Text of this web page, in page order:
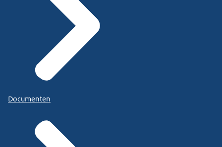
Documenten